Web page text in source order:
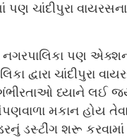
પણ ચાંદીપુરા
પણ
દ્વારા ચાંદીપુરા
ધ્યાને લઈ જ્યાં
મકાન હોય
ડસ્ટીંગ શરૂ